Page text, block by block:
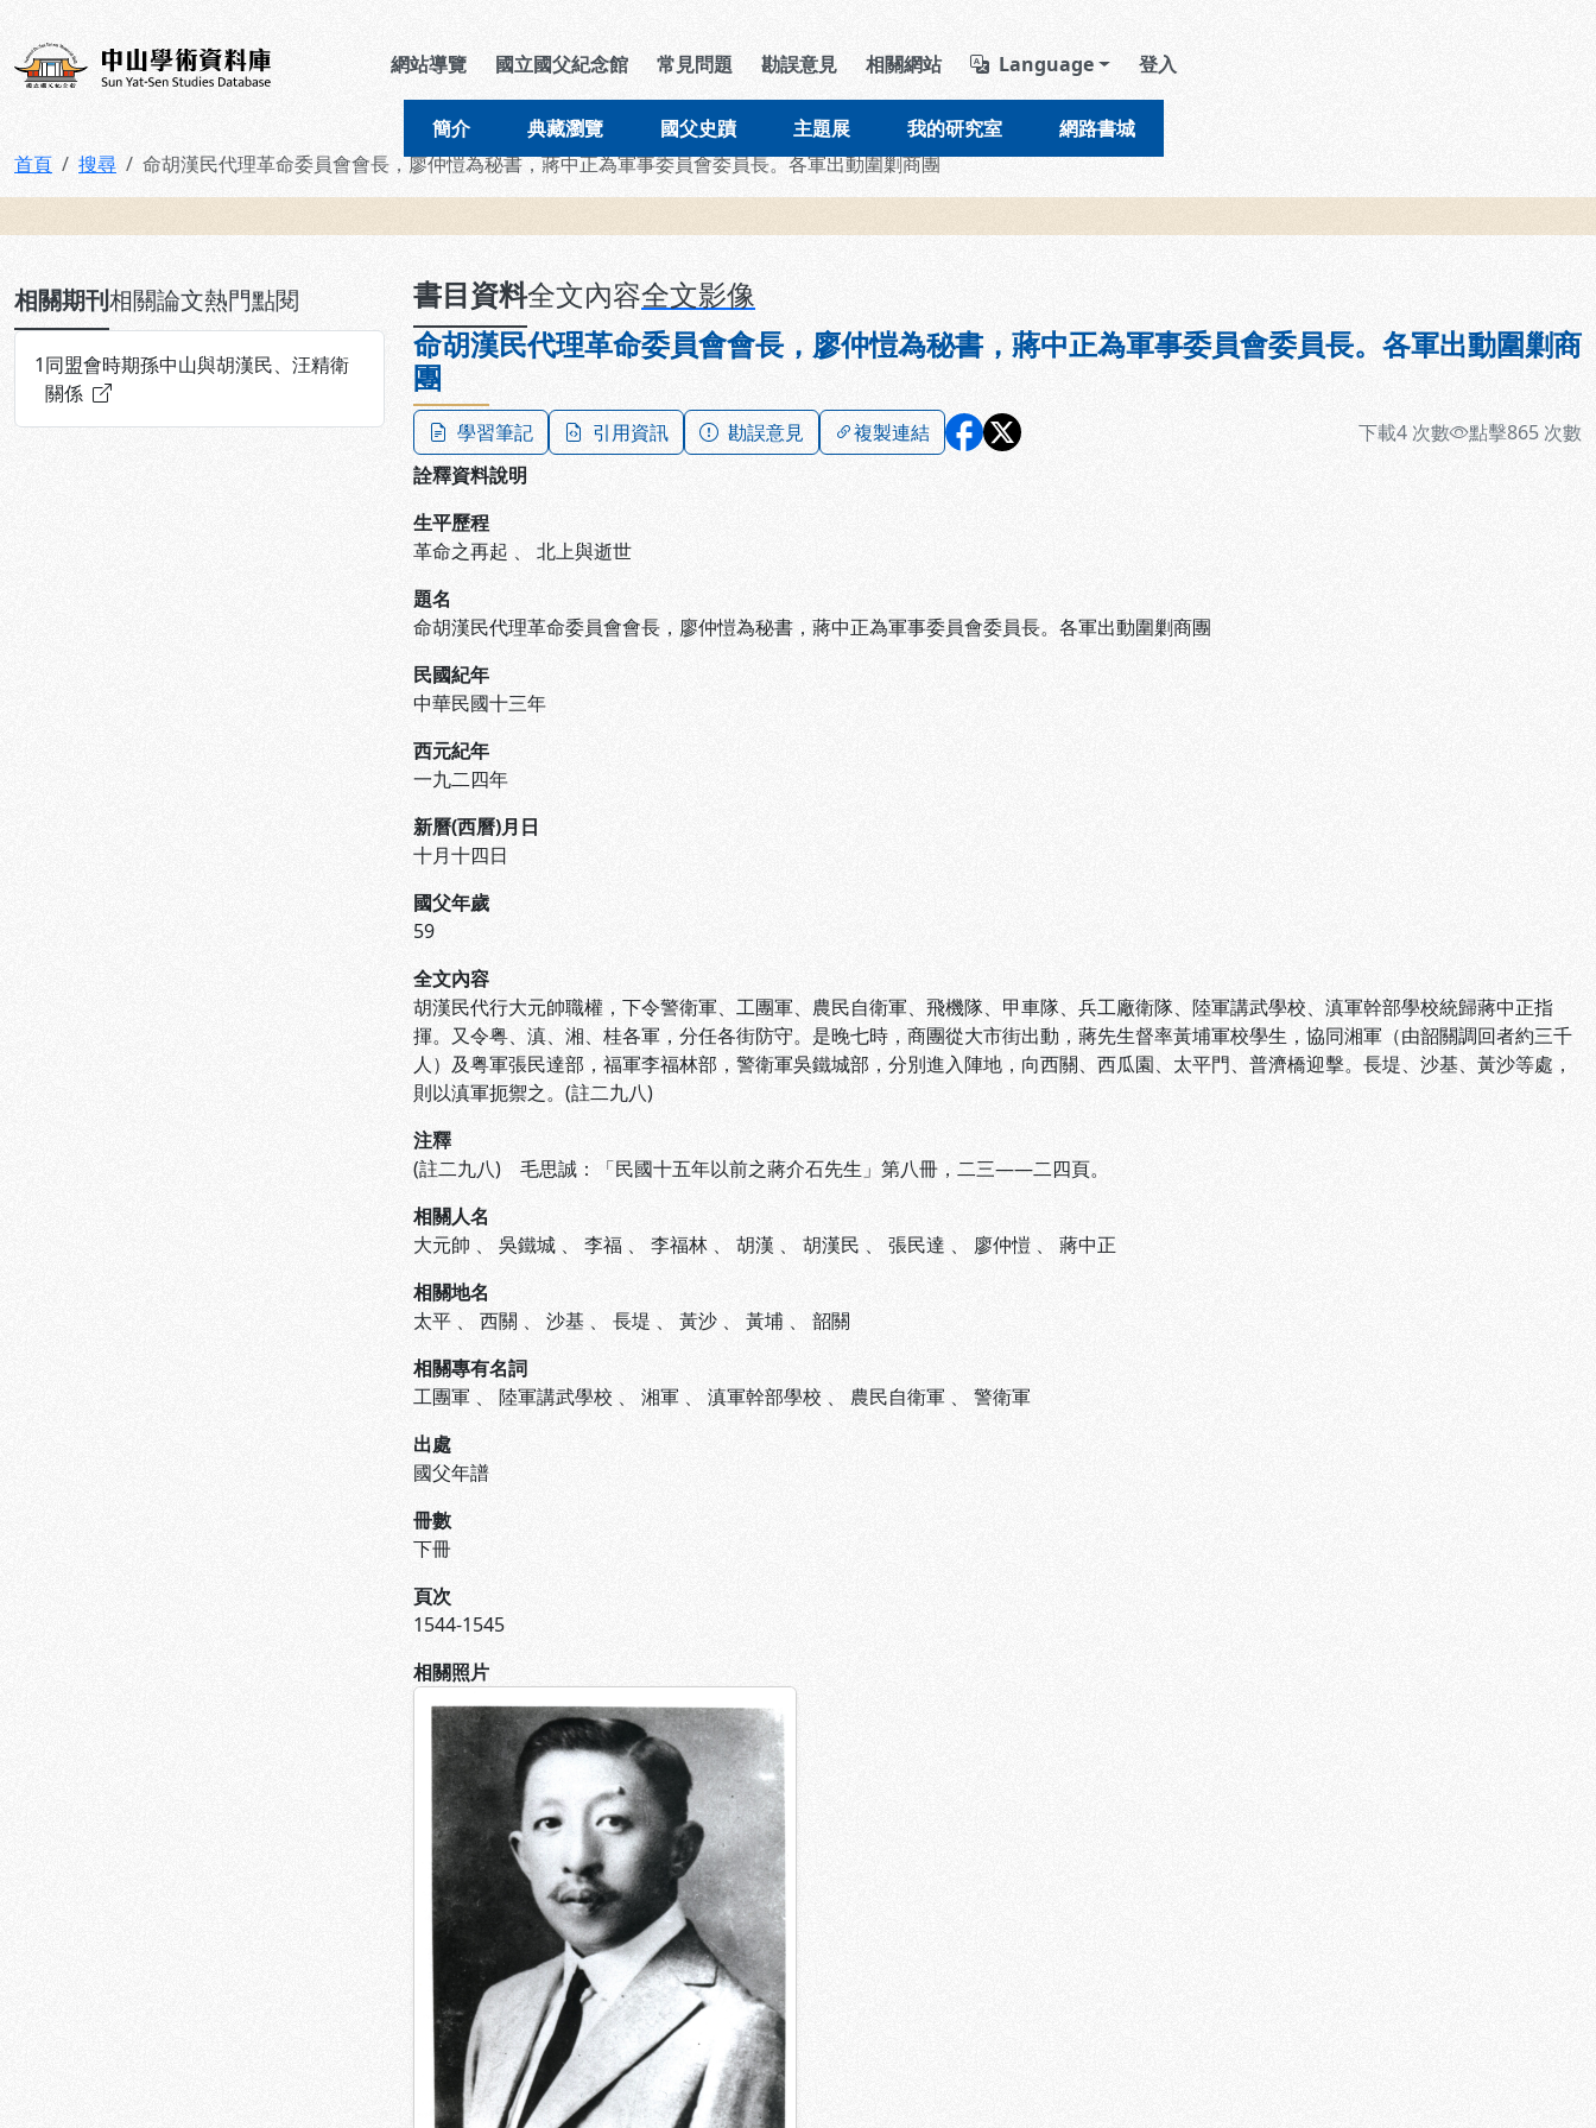
中山學術資料庫 導覽列區塊
網站導覽 國立國父紀念館 常見問題 勘誤意見 相關網站 Language 登入
簡介 典藏瀏覽 國父史蹟 主題展 我的研究室 網路書城
首頁 搜尋 命胡漢民代理革命委員會會長，廖仲愷為秘書，蔣中正為軍事委員會委員長。各軍出動圍剿商團
相關期刊相關論文熱門點閱
1同盟會時期孫中山與胡漢民、汪精衛
關係
書目資料全文內容全文影像
命胡漢民代理革命委員會會長，廖仲愷為秘書，蔣中正為軍事委員會委員長。各軍出動圍剿商
團
學習筆記 引用資訊 勘誤意見 複製連結 下載4 次數 點擊865 次數
詮釋資料說明
生平歷程
革命之再起 、 北上與逝世
題名
命胡漢民代理革命委員會會長，廖仲愷為秘書，蔣中正為軍事委員會委員長。各軍出動圍剿商團
民國紀年
中華民國十三年
西元紀年
一九二四年
新曆(西曆)月日
十月十四日
國父年歲
59
全文內容
胡漢民代行大元帥職權，下令警衛軍、工團軍、農民自衛軍、飛機隊、甲車隊、兵工廠衛隊、陸軍講武學校、滇軍幹部學校統歸蔣中正指
揮。又令粤、滇、湘、桂各軍，分任各街防守。是晚七時，商團從大市街出動，蔣先生督率黃埔軍校學生，協同湘軍（由韶關調回者約三千
人）及粤軍張民達部，福軍李福林部，警衛軍吳鐵城部，分別進入陣地，向西關、西瓜園、太平門、普濟橋迎擊。長堤、沙基、黃沙等處，
則以滇軍扼禦之。(註二九八)
注釋
(註二九八) 毛思誠：「民國十五年以前之蔣介石先生」第八冊，二三――二四頁。
相關人名
大元帥 、 吳鐵城 、 李福 、 李福林 、 胡漢 、 胡漢民 、 張民達 、 廖仲愷 、 蔣中正
相關地名
太平 、 西關 、 沙基 、 長堤 、 黃沙 、 黃埔 、 韶關
相關專有名詞
工團軍 、 陸軍講武學校 、 湘軍 、 滇軍幹部學校 、 農民自衛軍 、 警衛軍
出處
國父年譜
冊數
下冊
頁次
1544-1545
相關照片